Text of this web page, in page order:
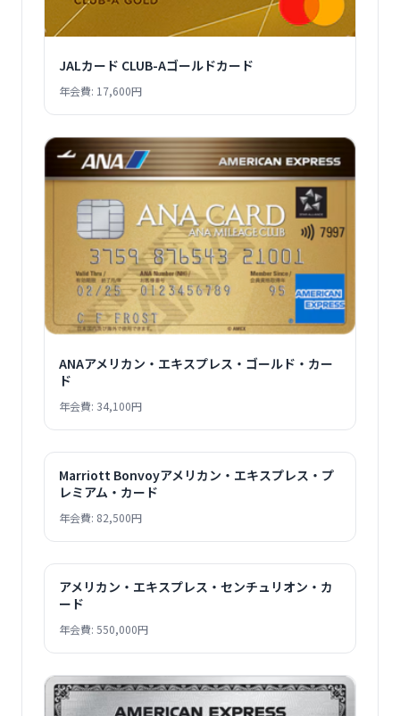
JALカード CLUB-Aゴールドカード
年会費: 17,600円
ANAアメリカン・エキスプレス・ゴールド・カー
ド
年会費: 34,100円
Marriott Bonvoyアメリカン・エキスプレス・プ
レミアム・カード
年会費: 82,500円
アメリカン・エキスプレス・センチュリオン・カ
ード
年会費: 550,000円